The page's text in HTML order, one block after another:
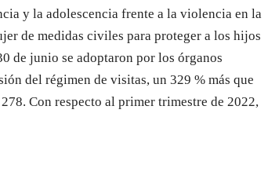
y la adolescencia frente a la violencia en la
de medidas civiles para proteger a los hijos
de junio se adoptaron por los órganos
del régimen de visitas, un 329 % más que
Con respecto al primer trimestre de 2022,